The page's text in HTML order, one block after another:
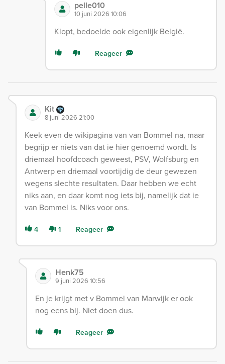
pelle010
10 juni 2026 10:06
Klopt, bedoelde ook eigenlijk België.
Reageer
Kit
8 juni 2026 21:00
Keek even de wikipagina van van Bommel na, maar
begrijp er niets van dat ie hier genoemd wordt. Is
driemaal hoofdcoach geweest, PSV, Wolfsburg en
Antwerp en driemaal voortijdig de deur gewezen
wegens slechte resultaten. Daar hebben we echt
niks aan, en daar komt nog iets bij, namelijk dat ie
van Bommel is. Niks voor ons.
4 1 Reageer
Henk75
9 juni 2026 10:56
En je krijgt met v Bommel van Marwijk er ook
nog eens bij. Niet doen dus.
Reageer